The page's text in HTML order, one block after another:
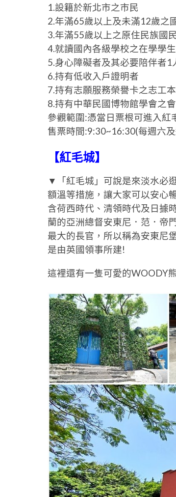
1.設籍於新北市之市民
2.年滿65歲以上及未滿12歲之
3.年滿55歲以上之原住民族國民
4.就讀國內各級學校之在學學生
5.身心障礙者及其必要陪伴者1
6.持有低收入戶證明者
7.持有志願服務榮譽卡之志工
8.持有中華民國博物館學會之
參觀範圍:憑當日票根可進入紅
售票時間:9:30~16:30(每週六
【紅毛城】
▼「紅毛城」可說是來淡水必
額溫等措施，讓大家可以安心
含荷西時代、清領時代及日據
蘭的亞洲總督安東尼．范．帝
最大的長官，所以稱為安東尼
是由英國領事所建!
這裡還有一隻可愛的WOODY